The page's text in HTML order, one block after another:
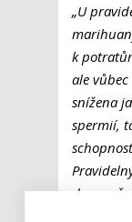
„U
k
ale
snížena
spermií,